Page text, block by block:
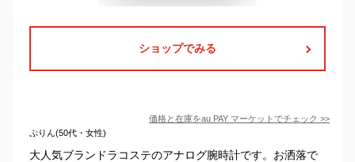
ショップでみる
価格と在庫をau PAY マーケット でチェック >>
ぷりん(50代・女性)
大人気ブランドラコステのアナログ腕時計です。お洒落で